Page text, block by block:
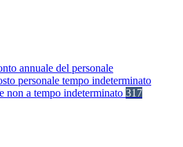
annuale del personale
personale tempo indeterminato
non a tempo indeterminato 317